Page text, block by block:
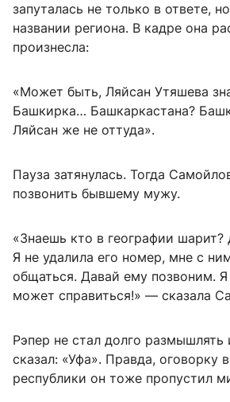
запуталась не только в ответе,
названии региона. В кадре она
произнесла:
«Может быть, Ляйсан Утяшева
Башкирка… Башкаркастана?
Ляйсан же не оттуда».
Пауза затянулась. Тогда
позвонить бывшему мужу.
«Знаешь кто в географии шарит?
Я не удалила его номер, мне с
общаться. Давай ему позвоним.
может справиться!» — сказала
Рэпер не стал долго размышлять
сказал: «Уфа». Правда, оговорку
республики он тоже пропустил